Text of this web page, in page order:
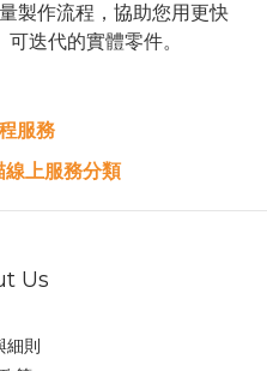
製作流程，協助您用更快
迭代的實體零件。
服務
上服務分類
Us
細則